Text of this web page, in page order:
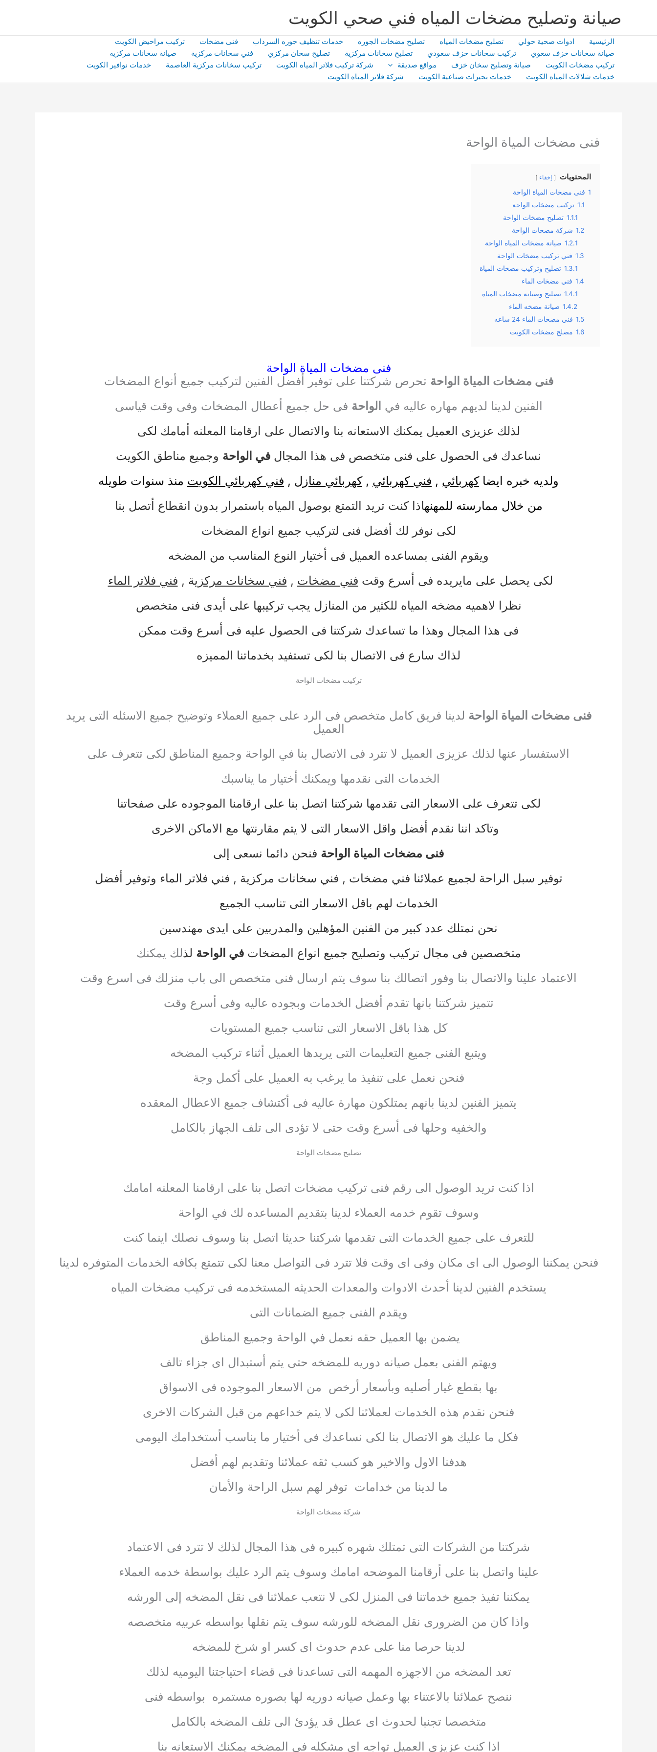
صيانة وتصليح مضخات المياه فني صحي الكويت
الرئيسية ادوات صحية حولي تصليح مضخات المياه تصليح مضخات الجوره خدمات تنظيف جوره السرداب فنى مضخات
تركيب مراحيض الكويت
صيانة سخانات خزف سعوي
تركيب سخانات خزف سعودي تصليح سخانات مركزية تصليح سخان مركزي فني سخانات مركزية
صيانة سخانات مركزيه
تركيب مضخات الكويت
صيانة وتصليح سخان خزف مواقع صديقة شركة تركيب فلاتر المياه الكويت تركيب سخانات مركزية العاصمة
خدمات نوافير الكويت
خدمات شلالات المياه الكويت
خدمات بحيرات صناعية الكويت شركة فلاتر المياه الكويت
فنى مضخات المياة الواحة
المحتويات إخفاء
1 فنى مضخات المياة الواحة
1.1 تركيب مضخات الواحة
1.1.1 تصليح مضخات الواحة
1.2 شركة مضخات الواحة
1.2.1 صيانة مضخات المياه الواحة
1.3 فني تركيب مضخات الواحة
1.3.1 تصليح وتركيب مضخات المياة
1.4 فني مضخات الماء
1.4.1 تصليح وصيانة مضخات المياه
1.4.2 صيانة مضخه الماء
1.5 فني مضخات الماء 24 ساعه
1.6 مصلح مضخات الكويت
فنى مضخات المياة الواحة
فنى مضخات المياة الواحة تحرص شركتنا على توفير أفضل الفنين لتركيب جميع أنواع المضخات
الفنين لدينا لديهم مهاره عاليه في الواحة فى حل جميع أعطال المضخات وفى وقت قياسى
لذلك عزيزى العميل يمكنك الاستعانه بنا والاتصال على ارقامنا المعلنه أمامك لكى
نساعدك فى الحصول على فنى متخصص فى هذا المجال في الواحة وجميع مناطق الكويت
ولديه خبره ايضاكهربائي , فني كهربائي ,كهربائي منازل , فني كهربائي الكويت منذ سنوات طويله
من خلال ممارسته للمهنهاذا كنت تريد التمتع بوصول المياه باستمرار بدون انقطاع أتصل بنا
لكى نوفر لك أفضل فنى لتركيب جميع انواع المضخات
ويقوم الفنى بمساعده العميل فى أختيار النوع المناسب من المضخه
لكى يحصل على مايريده فى أسرع وقت فني مضخات , فني سخانات مركز ية , فني فلاتر الماء
نظرا لاهميه مضخه المياه للكثير من المنازل يجب تركيبها على أيدى فنى متخصص
فى هذا المجال وهذا ما تساعدك شركتنا فى الحصول عليه فى أسرع وقت ممكن
لذاك سارع فى الاتصال بنا لكى تستفيد بخدماتنا المميزه
تركيب مضخات الواحة
فنى مضخات المياة الواحة لدينا فريق كامل متخصص فى الرد على جميع العملاء وتوضيح جميع الاسئله التى يريد
العميل
الاستفسار عنها لذلك عزيزى العميل لا تترد فى الاتصال بنا في الواحة وجميع المناطق لكى تتعرف على
الخدمات التى نقدمها ويمكنك أختيار ما يناسبك
لكى تتعرف على الاسعار التى تقدمها شركتنا اتصل بنا على ارقامنا الموجوده على صفحاتنا
وتاكد اننا نقدم أفضل واقل الاسعار التى لا يتم مقارنتها مع الاماكن الاخرى
فنى مضخات المياة الواحة فنحن دائما نسعى إلى
توفير سبل الراحة لجميع عملائنا فني مضخات , فني سخانات مركز ية , فني فلاتر الماء وتوفير أفضل
الخدمات لهم باقل الاسعار التى تناسب الجميع
نحن نمتلك عدد كبير من الفنين المؤهلين والمدربين على ايدى مهندسين
متخصصين فى مجال تركيب وتصليح جميع انواع المضخاتفي الواحة لذلك يمكنك
الاعتماد علينا والاتصال بنا وفور اتصالك بنا سوف يتم ارسال فنى متخصص الى باب منزلك فى اسرع وقت
تتميز شركتنا بانها تقدم أفضل الخدمات وبجوده عاليه وفى أسرع وقت
كل هذا باقل الاسعار التى تناسب جميع المستويات
ويتبع الفنى جميع التعليمات التى يريدها العميل أثناء تركيب المضخه
فنحن نعمل على تنفيذ ما يرغب به العميل على أكمل وجة
يتميز الفنين لدينا بانهم يمتلكون مهارة عاليه فى أكتشاف جميع الاعطال المعقده
والخفيه وحلها فى أسرع وقت حتى لا تؤدى الى تلف الجهاز بالكامل
تصليح مضخات الواحة
اذا كنت تريد الوصول الى رقم فنى تركيب مضخات اتصل بنا على ارقامنا المعلنه امامك
وسوف تقوم خدمه العملاء لدينا بتقديم المساعده لك في الواحة
للتعرف على جميع الخدمات التى تقدمها شركتنا حديثا اتصل بنا وسوف نصلك اينما كنت
فنحن يمكننا الوصول الى اى مكان وفى اى وقت فلا تترد فى التواصل معنا لكى تتمتع بكافه الخدمات المتوفره لدينا
يستخدم الفنين لدينا أحدث الادوات والمعدات الحديثه المستخدمه فى تركيب مضخات المياه
ويقدم الفنى جميع الضمانات التى
يضمن بها العميل حقه نعمل في الواحة وجميع المناطق
ويهتم الفنى بعمل صيانه دوريه للمضخه حتى يتم أستبدال اى جزاء تالف
بها بقطع غيار أصليه وبأسعار أرخص من الاسعار الموجوده فى الاسواق
فنحن نقدم هذه الخدمات لعملائنا لكى لا يتم خداعهم من قبل الشركات الاخرى
فكل ما عليك هو الاتصال بنا لكى نساعدك فى أختيار ما يناسب أستخدامك اليومى
هدفنا الاول والاخير هو كسب ثقه عملائنا وتقديم لهم أفضل
ما لدينا من خدامات توفر لهم سبل الراحة والأمان
شركة مضخات الواحة
شركتنا من الشركات التى تمتلك شهره كبيره فى هذا المجال لذلك لا تترد فى الاعتماد
علينا واتصل بنا على أرقامنا الموضحه امامك وسوف يتم الرد عليك بواسطة خدمه العملاء
يمكننا تفيذ جميع خدماتنا فى المنزل لكى لا نتعب عملائنا فى نقل المضخه إلى الورشه
واذا كان من الضرورى نقل المضخه للورشه سوف يتم نقلها بواسطه عربيه متخصصه
لدينا حرصا منا على عدم حدوث اى كسر او شرخ للمضخه
تعد المضخه من الاجهزه المهمه التى تساعدنا فى قضاء احتياجتنا اليوميه لذلك
ننصح عملائنا بالاعتناء بها وعمل صيانه دوريه لها بصوره مستمره بواسطه فنى
متخصصا تجنبا لحدوث اى عطل قد يؤدئ الى تلف المضخه بالكامل
اذا كنت عزيزى العميل تواجه اى مشكله فى المضخه يمكنك الاستعانه بنا